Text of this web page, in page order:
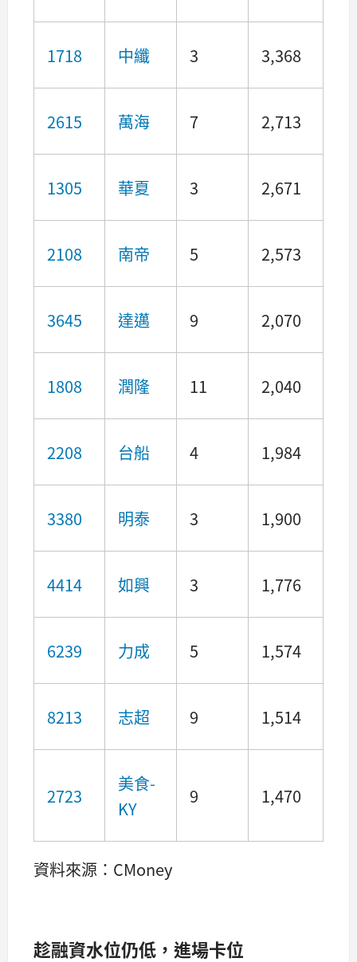
1718 中纖 3 3,368
2615 萬海 7 2,713
1305 華夏 3 2,671
2108 南帝 5 2,573
3645 達邁 9 2,070
1808 潤隆 11 2,040
2208 台船 4 1,984
3380 明泰 3 1,900
4414 如興 3 1,776
6239 力成 5 1,574
8213 志超 9 1,514
2723
美食-
KY
9 1,470
資料來源：CMoney
趁融資水位仍低，進場卡位